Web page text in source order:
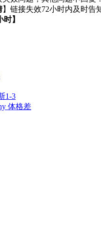
】链接失效72小时内及时告
】
1-3
体格差